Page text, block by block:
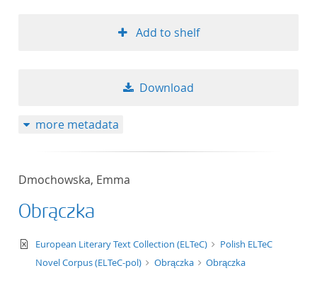
Add to shelf
Download
more metadata
Dmochowska, Emma
Obrączka
text/xml
European Literary Text Collection (ELTeC)
Polish ELTeC
Novel Corpus (ELTeC-pol)
Obrączka Obrączka